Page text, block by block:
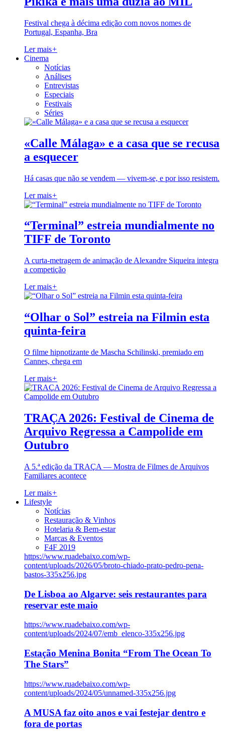
Festival chega à décima edição com novos nomes de
Portugal, Espanha, Bra
Ler mais+
Cinema
Notícias
Análises
Entrevistas
Especiais
Festivais
Séries
«Calle Málaga» e a casa que se recusa
a esquecer
Há casas que não se vendem — vivem-se, e por isso resistem.
Ler mais+
“Terminal” estreia mundialmente no
TIFF de Toronto
A curta-metragem de animação de Alexandre Siqueira integra
a competição
Ler mais+
“Olhar o Sol” estreia na Filmin esta
quinta-feira
O filme hipnotizante de Mascha Schilinski, premiado em
Cannes, chega em
Ler mais+
TRAÇA 2026: Festival de Cinema de
Arquivo Regressa a Campolide em
Outubro
A 5.ª edição da TRAÇA — Mostra de Filmes de Arquivos
Familiares acontece
Ler mais+
Lifestyle
Notícias
Restauração & Vinhos
Hotelaria & Bem-estar
Marcas & Eventos
F4F 2019
https://www.ruadebaixo.com/wp-
content/uploads/2026/05/broto-chiado-prato-pedro-pena-
bastos-335x256.jpg
De Lisboa ao Algarve: seis restaurantes para
reservar este maio
https://www.ruadebaixo.com/wp-
content/uploads/2024/07/emb_elenco-335x256.jpg
Estação Menina Bonita “From The Ocean To
The Stars”
https://www.ruadebaixo.com/wp-
content/uploads/2024/05/unnamed-335x256.jpg
A MUSA faz oito anos e vai festejar dentro e
fora de portas